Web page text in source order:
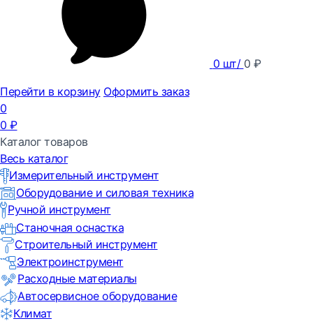
0 шт/ 0 ₽
Перейти в корзину Оформить заказ
0
0 ₽
Каталог товаров
Весь каталог
Измерительный инструмент
Оборудование и силовая техника
Ручной инструмент
Станочная оснастка
Строительный инструмент
Электроинструмент
Расходные материалы
Автосервисное оборудование
Климат